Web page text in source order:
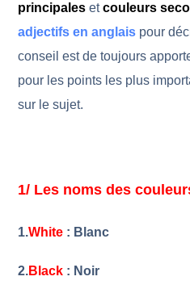
principales etcouleurs
adjectifs en anglais pour
conseil est de toujours
pour les points les plus
sur le sujet.
1/ Les noms des
1.White : Blanc
2.Black : Noir